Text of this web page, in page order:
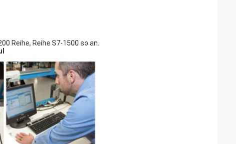
Reihe, Reihe S7-1500 so an.